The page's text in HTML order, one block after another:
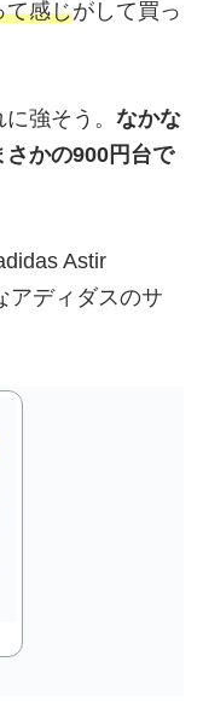
て感じがして買っ
強そう。 なかな
かの900円台で
Astir
アディダスのサ